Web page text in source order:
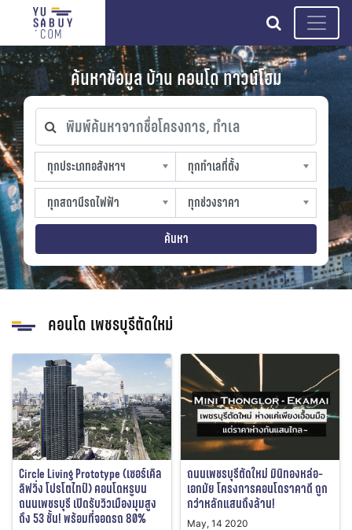
search
ค้นหาข้อมูล บ้าน คอนโด ทาวน์โฮม
พิมพ์ค้นหาจากชื่อโครงการ, ทำเล
ทุกประเภทอสังหาฯ
ทุกประเภทอสังหาฯ
sproperty
ทุกทำเลที่ตั้ง
ทุกทำเลที่ตั้ง
slocation
ทุกสถานีรถไฟฟ้า
ทุกสถานีรถไฟฟ้า
strain-station
ทุกช่วงราคา
ทุกช่วงราคา
sprice
ค้นหา
คอนโด เพชรบุรีตัดใหม่
Circle Living Prototype (เซอร์เคิล
ลิฟวิ่ง โปรโตไทป์) คอนโดหรูบน
ถนนเพชรบุรี เปิดรับวิวเมืองมุมสูง
ถึง 53 ชั้น! พร้อมที่จอดรถ 80%
ถนนเพชรบุรีตัดใหม่ มินิทองหล่อ-
เอกมัย โครงการคอนโดราคาดี ถูก
กว่าหลักแสนถึงล้าน!
May, 14 2020